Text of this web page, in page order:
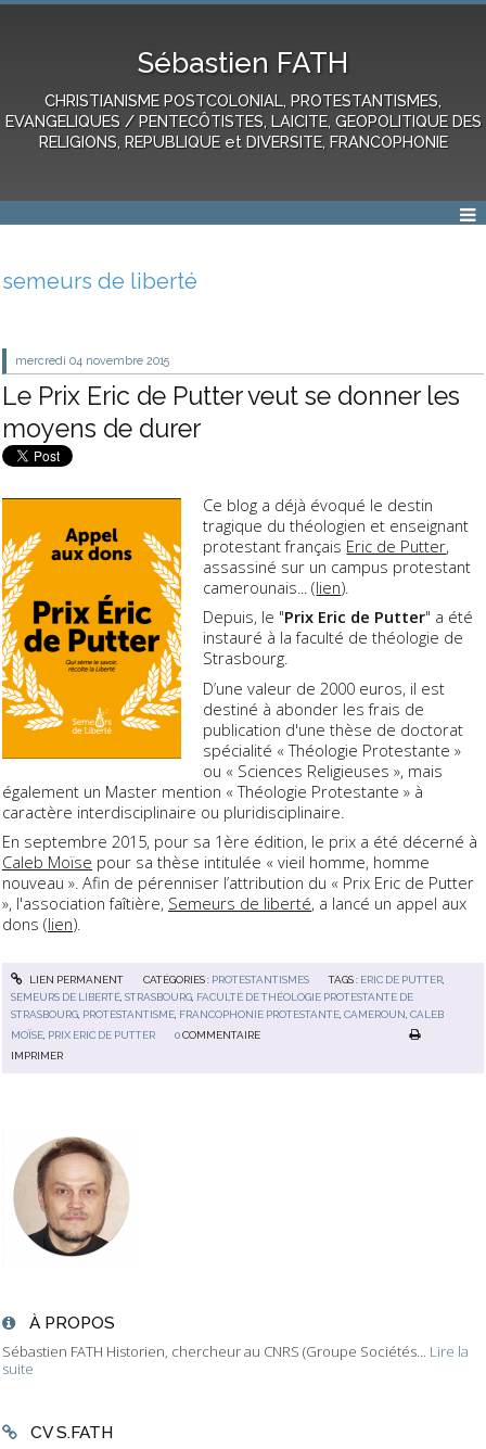
Sébastien FATH
CHRISTIANISME POSTCOLONIAL, PROTESTANTISMES,
EVANGELIQUES / PENTECÔTISTES, LAICITE, GEOPOLITIQUE DES
RELIGIONS, REPUBLIQUE et DIVERSITE, FRANCOPHONIE
À PROPOS
Sébastien FATH Historien, chercheur au CNRS (Groupe Sociétés... Lire la
suite
CV S.FATH
semeurs de liberté
mercredi 04 novembre 2015
Le Prix Eric de Putter veut se donner les
moyens de durer
Ce blog a déjà évoqué le destin
tragique du théologien et enseignant
protestant français Eric de Putter,
assassiné sur un campus protestant
camerounais... (lien).
Depuis, le "Prix Eric de Putter" a été
instauré à la faculté de théologie de
Strasbourg.
D’une valeur de 2000 euros, il est
destiné à abonder les frais de
publication d'une thèse de doctorat
spécialité « Théologie Protestante »
ou « Sciences Religieuses », mais
également un Master mention « Théologie Protestante » à
caractère interdisciplinaire ou pluridisciplinaire.
En septembre 2015, pour sa 1ère édition, le prix a été décerné à
Caleb Moïse pour sa thèse intitulée « vieil homme, homme
nouveau ». Afin de pérenniser l’attribution du « Prix Eric de Putter
», l'association faîtière, Semeurs de liberté, a lancé un appel aux
dons (lien).
LIEN PERMANENT CATÉGORIES : PROTESTANTISMES TAGS : ERIC DE PUTTER
SEMEURS DE LIBERTÉ ,STRASBOURG FACULTÉ DE THÉOLOGIE PROTESTANTE DE
STRASBOURG PROTESTANTISME FRANCOPHONIE PROTESTANTE ,CAMEROUN ,CALEB
MOÏSE PRIX ERIC DE PUTTER 0 COMMENTAIRE
IMPRIMER